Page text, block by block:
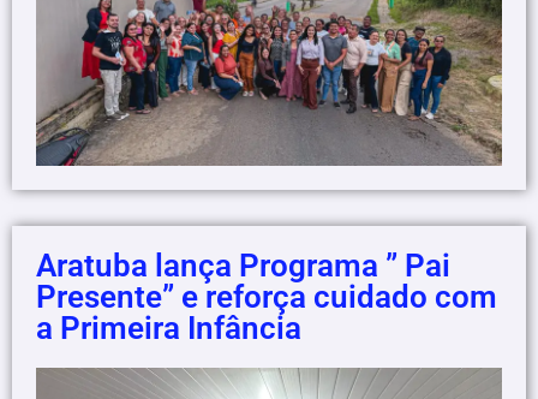
Aratuba lança Programa ” Pai
Presente” e reforça cuidado com
a Primeira Infância